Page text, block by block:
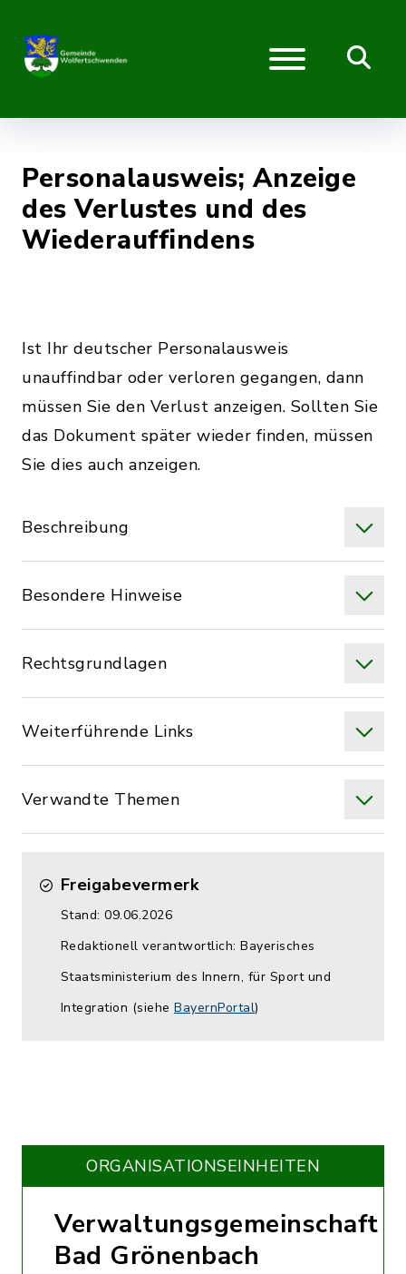
Personalausweis; Anzeige
des Verlustes und des
Wiederauffindens
Ist Ihr deutscher Personalausweis
unauffindbar oder verloren gegangen, dann
müssen Sie den Verlust anzeigen. Sollten Sie
das Dokument später wieder finden, müssen
Sie dies auch anzeigen.
Beschreibung
Besondere Hinweise
Rechtsgrundlagen
Weiterführende Links
Verwandte Themen
Freigabevermerk
Stand: 09.06.2026
Redaktionell verantwortlich: Bayerisches
Staatsministerium des Innern, für Sport und
Integration (siehe BayernPortal)
ORGANISATIONS­EINHEITEN
Verwaltungsgemeinschaft
Bad Grönenbach